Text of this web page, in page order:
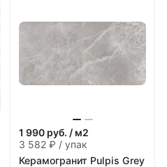
1 990 руб. / м2
3 582 ₽ / упак
Керамогранит Pulpis Grey